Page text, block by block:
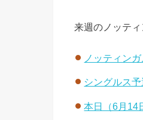
来週のノッティ
ノッティン
シングルス
本日（6月14